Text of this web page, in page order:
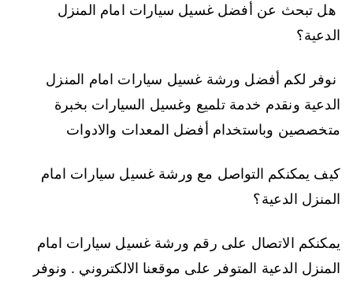
هل تبحث عن أفضل غسيل سيارات امام المنزل
الدعية؟
نوفر لكم أفضل ورشة غسيل سيارات امام المنزل
الدعية ونقدم خدمة تلميع وغسيل السيارات بخبرة
متخصصين وباستخدام أفضل المعدات والادوات
كيف يمكنكم التواصل مع ورشة غسيل سيارات امام
المنزل الدعية؟
يمكنكم الاتصال على رقم ورشة غسيل سيارات امام
المنزل الدعية المتوفر على موقعنا الالكتروني . ونوفر